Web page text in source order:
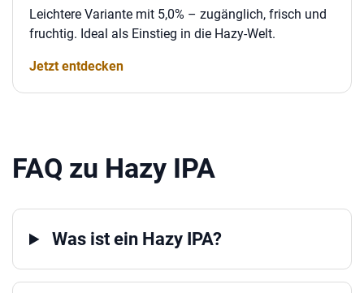
Leichtere Variante mit 5,0% – zugänglich, frisch und
fruchtig. Ideal als Einstieg in die Hazy-Welt.
Jetzt entdecken
FAQ zu Hazy IPA
Was ist ein Hazy IPA?